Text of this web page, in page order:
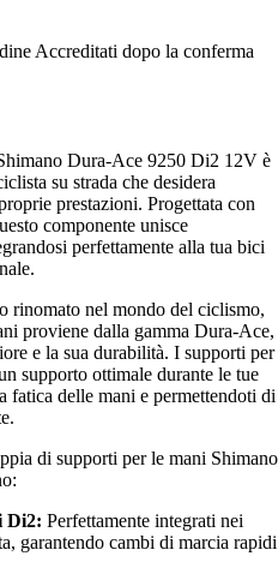
Accreditati dopo la conferma
Dura-Ace 9250 Di2 12V è
su strada che desidera
prestazioni. Progettata con
componente unisce
perfettamente alla tua bici
rinomato nel mondo del ciclismo,
proviene dalla gamma Dura-Ace,
e la sua durabilità. I supporti per
supporto ottimale durante le tue
fatica delle mani e permettendoti di
di supporti per le mani Shimano
Di2: Perfettamente integrati nei
garantendo cambi di marcia rapidi